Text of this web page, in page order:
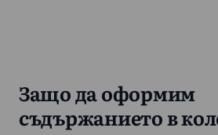
Защо да оформим
съдържанието в